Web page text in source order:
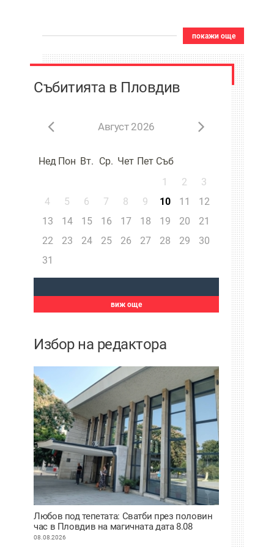
покажи още
Събитията в Пловдив
Август 2026
Нед Пон Вт. Ср. Чет Пет Съб
1
2
3
4
5 6 7 8 9 10 11
12
13
14 15 16 17 18 19 20
21
22
23 24 25 26 27 28 29
30
31
виж още
Избор на редактора
Любов под тепетата: Сватби през половин
час в Пловдив на магичната дата 8.08
08.08.2026